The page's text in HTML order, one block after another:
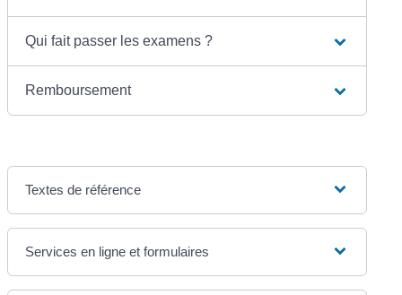
Qui fait passer les examens ?
Remboursement
Textes de référence
Services en ligne et formulaires